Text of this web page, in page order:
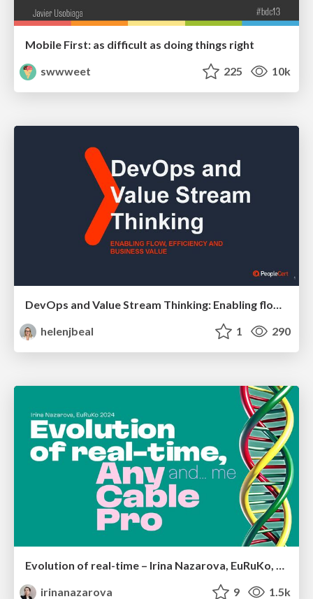
Mobile First: as difficult as doing things right
swwweet
225 10k
DevOps and Value Stream Thinking: Enabling flow, efficiency and business value
helenjbeal
1 290
irinanazarova
9 1.5k